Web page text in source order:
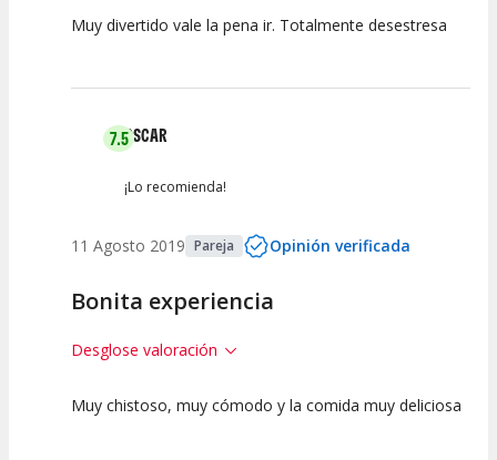
10
Espectáculo
10
Escena
10
artística
Muy divertido vale la pena ir. Totalmente desestresa
7.5OSCAR
¡Lo recomienda!
11 Agosto 2019 Pareja Opinión verificada
Bonita experiencia
Desglose valoración
7.5 7.5 7.5
Muy chistoso, muy cómodo y la comida muy deliciosa